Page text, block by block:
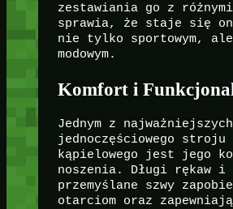
zestawiania go z
sprawia, że staje się on
nie tylko sportowym,
modowym.
Komfort i
Jednym z
jednoczęściowego stroju
kąpielowego jest jego
noszenia. Długi rękaw i
przemyślane szwy
otarciom oraz zapewniają